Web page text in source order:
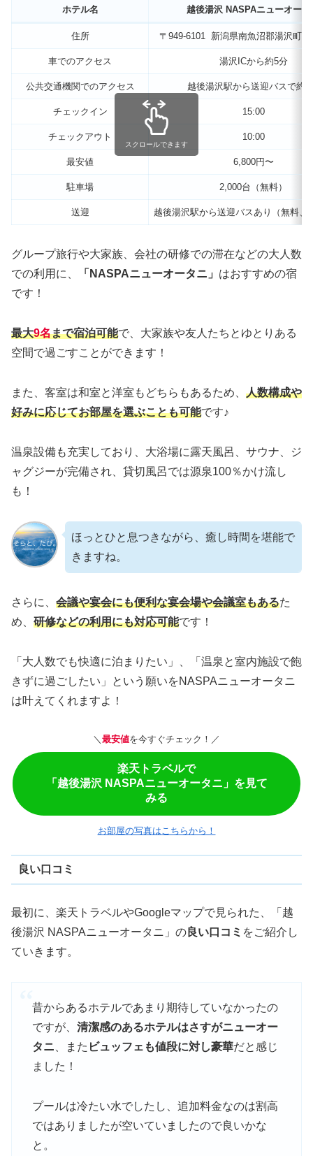
ホテル名 越後湯沢 NASPAニューオータ
住所 〒949-6101 新潟県南魚沼郡湯沢町湯
車でのアクセス 湯沢ICから約5分
公共交通機関でのアクセス 越後湯沢駅から送迎バスで約3
チェックイン 15:00
チェックアウト 10:00
最安値 6,800円〜
駐車場 2,000台（無料）
送迎 越後湯沢駅から送迎バスあり（無料、
スクロールできます
グループ旅行や大家族、会社の研修での滞在などの大人数
での利用に、
「NASPAニューオータニ」 はおすすめの宿
です！
最大9名まで宿泊可能で、大家族や友人たちとゆとりある
空間で過ごすことができます！
また、客室は和室と洋室もどちらもあるため、 人数構成や
好みに応じてお部屋を選ぶことも可能です♪
温泉設備も充実しており、大浴場に露天風呂、サウナ、ジ
ャグジーが完備され、貸切風呂では源泉100％かけ流し
も！
ほっとひと息つきながら、癒し時間を堪能で
きますね。
さらに、 会議や宴会にも便利な宴会場や会議室もあるた
め、 研修などの利用にも対応可能です！
「大人数でも快適に泊まりたい」、「温泉と室内施設で飽
きずに過ごしたい」という願いをNASPAニューオータニ
は叶えてくれますよ！
＼ 最安値を今すぐチェック！／
楽天トラベルで
「越後湯沢 NASPAニューオータニ」を見て
みる
お部屋の写真はこちらから！
良い口コミ
最初に、楽天トラベルやGoogleマップで見られた、「越
後湯沢 NASPAニューオータニ」の 良い口コミ をご紹介し
ていきます。
昔からあるホテルであまり期待していなかったの
ですが、 清潔感のあるホテルはさすがニューオー
タニ 、また ビュッフェも値段に対し豪華だと感じ
ました！
プールは冷たい水でしたし、追加料金なのは割高
ではありましたが空いていましたので良いかな
と。